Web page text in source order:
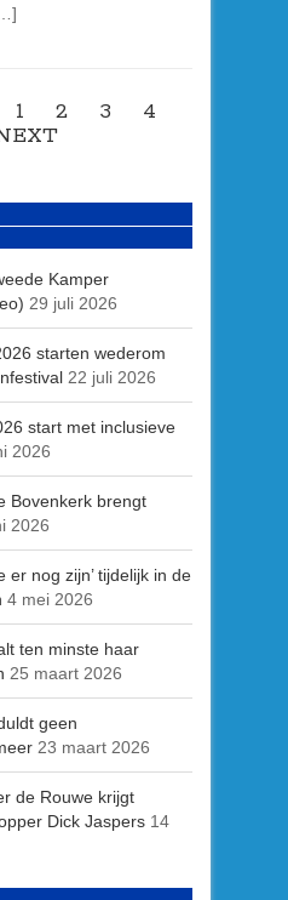
1 2 3
4
Kamper
29 juli 2026
starten wederom
22 juli 2026
start met inclusieve
2026
Bovenkerk brengt
2026
er nog zijn’ tijdelijk in de
4 mei 2026
ten minste haar
25 maart 2026
geen
23 maart 2026
de Rouwe krijgt
Dick Jaspers 14